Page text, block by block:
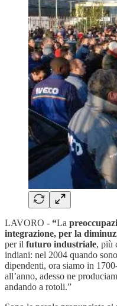
LAVORO - “La
integrazione, per la
per il futuro industriale, più
indiani: nel 2004 quando
dipendenti, ora siamo in
all’anno, adesso ne
andando a rotoli.”